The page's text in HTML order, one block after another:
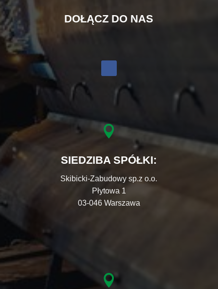
DOŁĄCZ DO NAS

SIEDZIBA SPÓŁKI:
Skibicki-Zabudowy sp.z o.o.
Płytowa 1
03-046 Warszawa
